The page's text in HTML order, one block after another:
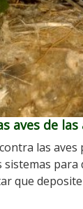
aves de
las aves
para
que